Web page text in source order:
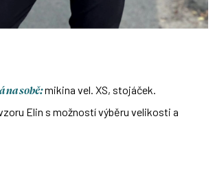
na sobě:mikina vel. XS, stojáček.
Elin s možností výběru velikosti a